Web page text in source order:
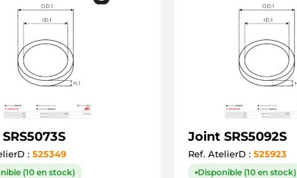
: 525349
(10 en stock)
Joint SRS5092S
Ref. AtelierD : 525923
Disponible (10 en stock)